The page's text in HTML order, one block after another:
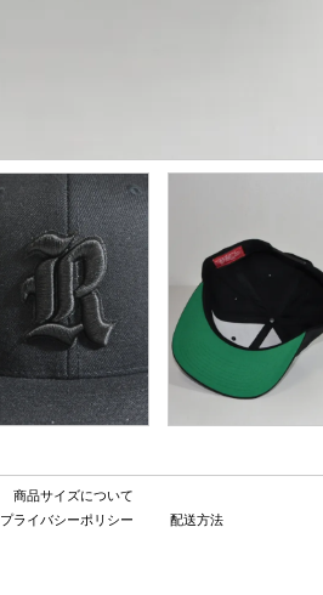
商品サイズについて
プライバシーポリシー 配送方法